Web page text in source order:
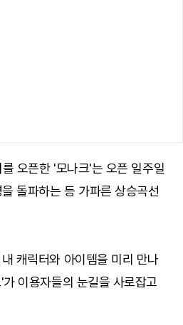
오픈한 '모나크'는 오픈 일주일
돌파하는 등 가파른 상승곡선
캐릭터와 아이템을 미리 만나
이용자들의 눈길을 사로잡고